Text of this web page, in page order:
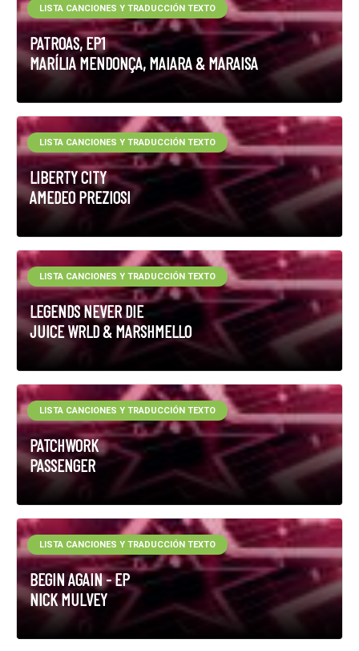
PATROAS, EP1
MARÍLIA MENDONÇA, MAIARA & MARAISA
LISTA CANCIONES Y TRADUCCIÓN TEXTO
LIBERTY CITY
AMEDEO PREZIOSI
LISTA CANCIONES Y TRADUCCIÓN TEXTO
LEGENDS NEVER DIE
JUICE WRLD & MARSHMELLO
LISTA CANCIONES Y TRADUCCIÓN TEXTO
PATCHWORK
PASSENGER
LISTA CANCIONES Y TRADUCCIÓN TEXTO
BEGIN AGAIN - EP
NICK MULVEY
LISTA CANCIONES Y TRADUCCIÓN TEXTO